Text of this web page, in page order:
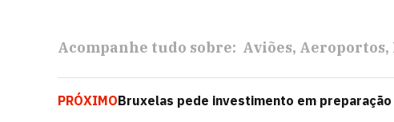
Acompanhe tudo sobre: Aviões Aeroportos
PRÓXIMOBruxelas pede investimento em